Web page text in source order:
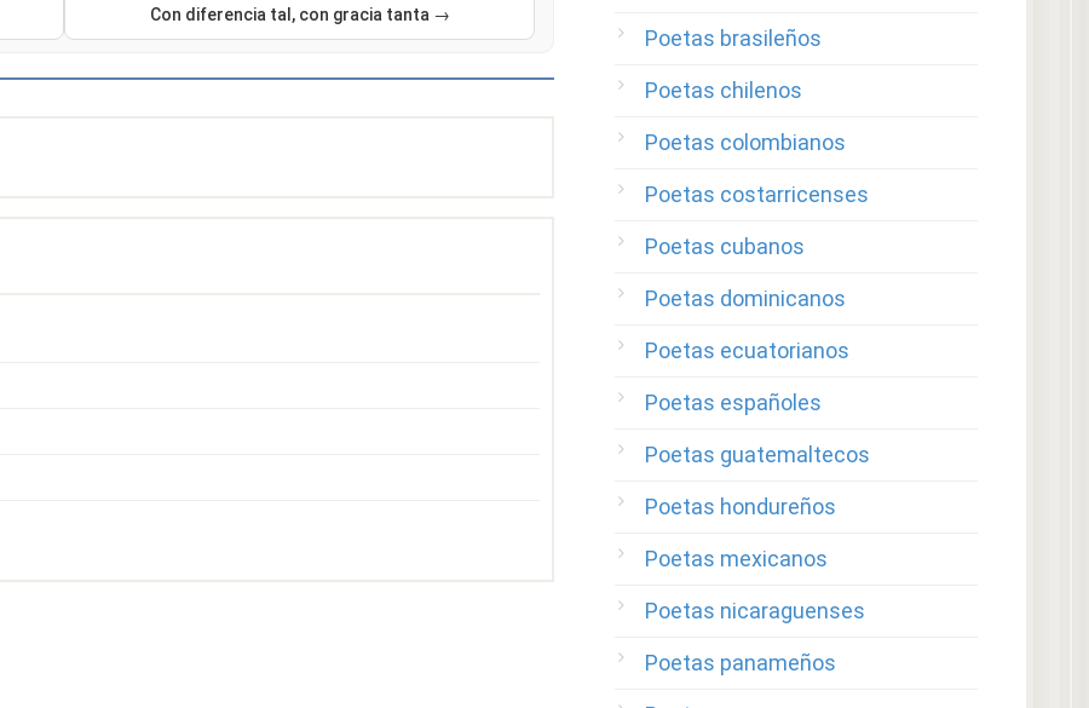
Con diferencia tal, con gracia tanta →
Poetas brasileños
Poetas chilenos
Poetas colombianos
Poetas costarricenses
Poetas cubanos
Poetas dominicanos
Poetas ecuatorianos
Poetas españoles
Poetas guatemaltecos
Poetas hondureños
Poetas mexicanos
Poetas nicaraguenses
Poetas panameños